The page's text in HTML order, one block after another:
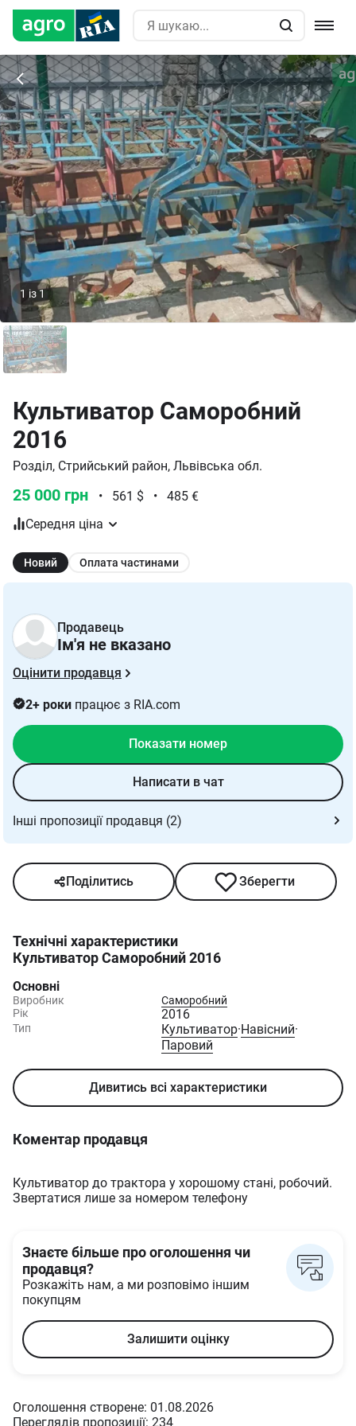
1 із1
Культиватор Саморобний
2016
Розділ, Стрийський район, Львівська обл.
25 000 грн • 561 $ •
485 €
Середня ціна
Новий Оплата частинами
Продавець
Ім'я не вказано
Оцінити продавця
2+ роки працює з RIA.com
Показати номер
Написати в чат
Інші пропозиції продавця (2)
Поділитись Зберегти
Технічні характеристики
Культиватор Саморобний 2016
Основні
Виробник
Саморобний
Рік
2016
Тип Культиватор·Навісний·
Паровий
Дивитись всі характеристики
Коментар продавця
Культиватор до трактора у хорошому стані, робочий.
Звертатися лише за номером телефону
Знаєте більше про оголошення чи
продавця?
Розкажіть нам, а ми розповімо іншим
покупцям
Залишити оцінку
Оголошення створене: 01.08.2026
Переглядів пропозиції: 234